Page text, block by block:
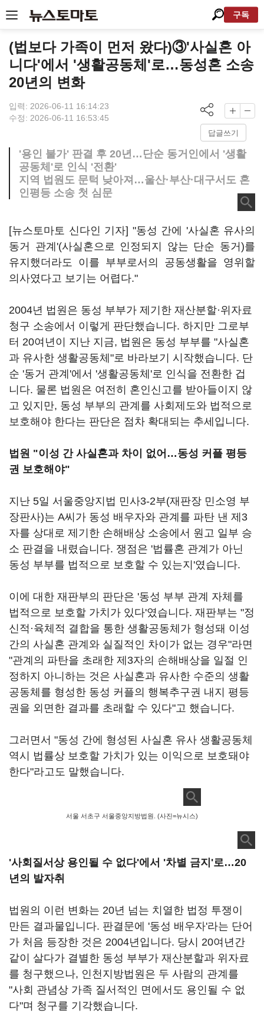
구독
(법보다 가족이 먼저 왔다)③'사실혼 아
니다'에서 '생활공동체'로…동성혼 소송
20년의 변화
입력: 2026-06-11 16:14:23
수정: 2026-06-11 16:53:45
답글쓰기
'용인 불가' 판결 후 20년…단순 동거인에서 '생활
공동체'로 인식 '전환'
지역 법원도 문턱 낮아져…울산·부산·대구서도 혼
인평등 소송 첫 심문
[뉴스토마토 신다인 기자] "동성 간에 '사실혼 유사의
동거 관계'(사실혼으로 인정되지 않는 단순 동거)를
유지했더라도 이를 부부로서의 공동생활을 영위할
의사였다고 보기는 어렵다."
2004년 법원은 동성 부부가 제기한 재산분할·위자료
청구 소송에서 이렇게 판단했습니다. 하지만 그로부
터 20여년이 지난 지금, 법원은 동성 부부를 "사실혼
과 유사한 생활공동체"로 바라보기 시작했습니다. 단
순 '동거 관계'에서 '생활공동체'로 인식을 전환한 겁
니다. 물론 법원은 여전히 혼인신고를 받아들이지 않
고 있지만, 동성 부부의 관계를 사회제도와 법적으로
보호해야 한다는 판단은 점차 확대되는 추세입니다.
법원 "이성 간 사실혼과 차이 없어…동성 커플 평등
권 보호해야"
지난 5일 서울중앙지법 민사3-2부(재판장 민소영 부
장판사)는 A씨가 동성 배우자와 관계를 파탄 낸 제3
자를 상대로 제기한 손해배상 소송에서 원고 일부 승
소 판결을 내렸습니다. 쟁점은 '법률혼 관계가 아닌
동성 부부를 법적으로 보호할 수 있는지'였습니다.
이에 대한 재판부의 판단은 '동성 부부 관계 자체를
법적으로 보호할 가치가 있다'였습니다. 재판부는 "정
신적·육체적 결합을 통한 생활공동체가 형성돼 이성
간의 사실혼 관계와 실질적인 차이가 없는 경우"라면
"관계의 파탄을 초래한 제3자의 손해배상을 일절 인
정하지 아니하는 것은 사실혼과 유사한 수준의 생활
공동체를 형성한 동성 커플의 행복추구권 내지 평등
권을 외면한 결과를 초래할 수 있다"고 했습니다.
그러면서 "동성 간에 형성된 사실혼 유사 생활공동체
역시 법률상 보호할 가치가 있는 이익으로 보호돼야
한다"라고도 말했습니다.
서울 서초구 서울중앙지방법원. (사진=뉴시스)
'사회질서상 용인될 수 없다'에서 '차별 금지'로…20
년의 발자취
법원의 이런 변화는 20년 넘는 치열한 법정 투쟁이
만든 결과물입니다. 판결문에 '동성 배우자'라는 단어
가 처음 등장한 것은 2004년입니다. 당시 20여년간
같이 살다가 결별한 동성 부부가 재산분할과 위자료
를 청구했으나, 인천지방법원은 두 사람의 관계를
"사회 관념상 가족 질서적인 면에서도 용인될 수 없
다"며 청구를 기각했습니다.